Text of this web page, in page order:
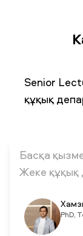
Оқуға
MNU
ЖАҢАЛЫҚТАР БАҚ
Senior
құқық
Басқа
Жеке құқық
PhD,